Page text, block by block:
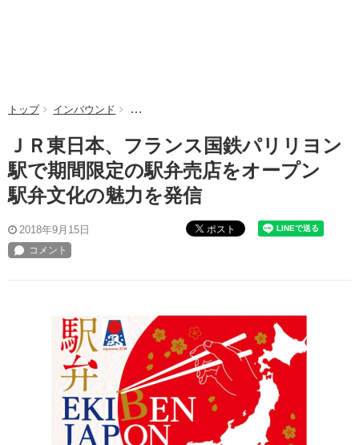
トップ インバウンド ＪＲ東日本、フランス国鉄パリリヨン駅で期
ＪＲ東日本、フランス国鉄パリリヨン
駅で期間限定の駅弁売店をオープン
駅弁文化の魅力を発信
2018年9月15日 ポスト